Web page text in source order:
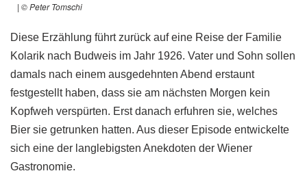
| © Peter Tomschi
Diese Erzählung führt zurück auf eine Reise der Familie
Kolarik nach Budweis im Jahr 1926. Vater und Sohn sollen
damals nach einem ausgedehnten Abend erstaunt
festgestellt haben, dass sie am nächsten Morgen kein
Kopfweh verspürten. Erst danach erfuhren sie, welches
Bier sie getrunken hatten. Aus dieser Episode entwickelte
sich eine der langlebigsten Anekdoten der Wiener
Gastronomie.